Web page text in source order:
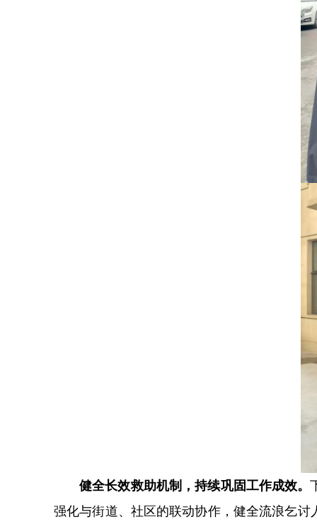
健全长效救助机制，持续巩固工作成效。
强化与街道、社区的联动协作，健全流浪乞